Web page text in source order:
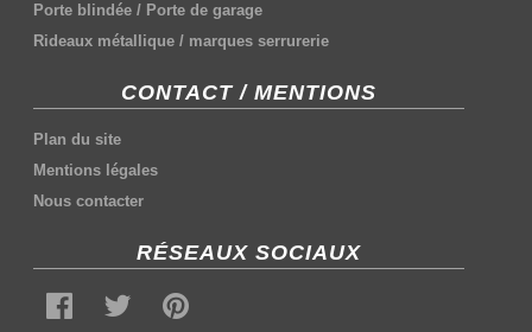
Porte blindée / Porte de garage
Rideaux métallique / marques serrurerie
CONTACT / MENTIONS
Plan du site
Mentions légales
Nous contacter
RÉSEAUX SOCIAUX